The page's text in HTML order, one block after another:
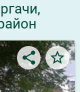
share star_border